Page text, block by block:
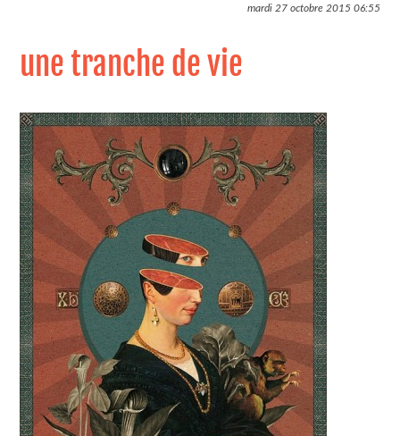
mardi 27 octobre 201506:55
une tranche de vie